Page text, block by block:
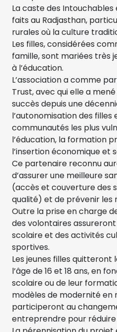
La caste des Intouchables
faits au Radjasthan,
rurales où la culture
Les filles, considérées
famille, sont mariées très
à l’éducation.
L’association a comme
Trust, avec qui elle a
succès depuis une
l’autonomisation des filles
communautés les plus
l’éducation, la formation
l’insertion économique et
Ce partenaire reconnu
d’assurer une meilleure
(accès et couverture des
qualité) et de prévenir les
Outre la prise en charge
des volontaires
scolaire et des activités
sportives.
Les jeunes filles
l’âge de 16 et 18 ans, en
scolaire ou de leur
modèles de modernité en
participeront au
entreprendre pour réduire